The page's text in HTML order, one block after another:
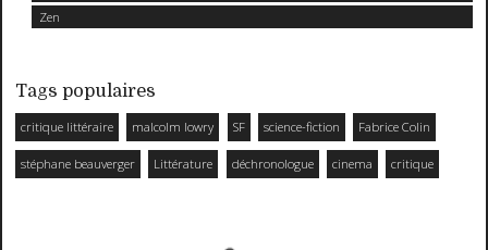
Zen
Tags populaires
critique littéraire malcolm lowry SF science-fiction Fabrice Colin
stéphane beauverger Littérature déchronologue cinema critique